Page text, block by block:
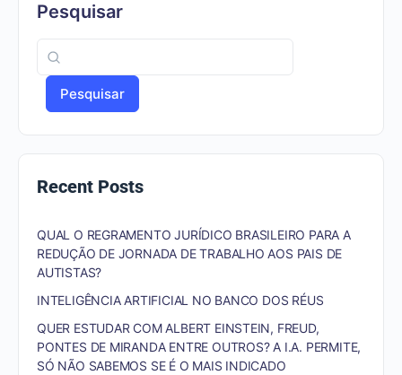
Pesquisar
Pesquisar
Recent Posts
QUAL O REGRAMENTO JURÍDICO BRASILEIRO PARA A
REDUÇÃO DE JORNADA DE TRABALHO AOS PAIS DE
AUTISTAS?
INTELIGÊNCIA ARTIFICIAL NO BANCO DOS RÉUS
QUER ESTUDAR COM ALBERT EINSTEIN, FREUD,
PONTES DE MIRANDA ENTRE OUTROS? A I.A. PERMITE,
SÓ NÃO SABEMOS SE É O MAIS INDICADO